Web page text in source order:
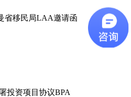
省移民局LAA邀请函
投资项目协议BPA